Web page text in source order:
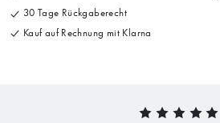
30 Tage Rückgaberecht
Kauf auf Rechnung mit Klarna